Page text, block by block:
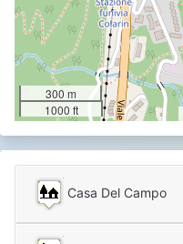
300 m
1000 ft
Casa Del Campo